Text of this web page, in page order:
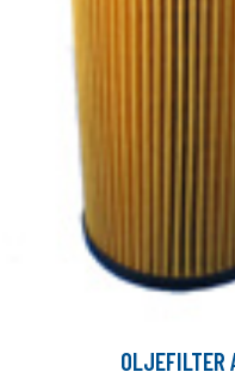
OLJEFILTER